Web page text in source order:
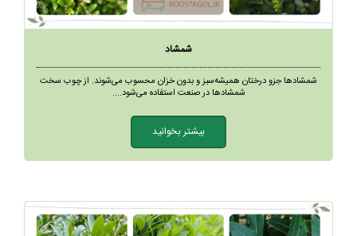
شمشاد
شمشادها جزو درختان همیشه‌سبز و بدون خزان محسوب می‌شوند. از چوب سخت
شمشادها در صنعت استفاده می‌شود....
بیشتر بخوانید